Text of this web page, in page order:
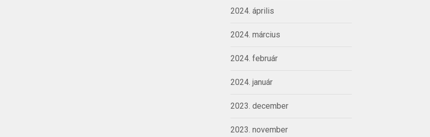
2024. április
2024. március
2024. február
2024. január
2023. december
2023. november